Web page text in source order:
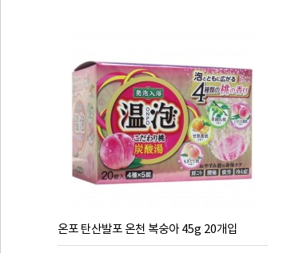
온포 탄산발포 온천 복숭아 45g 20개입